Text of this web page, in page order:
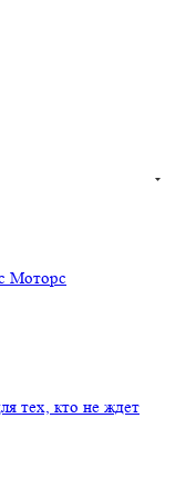
Моторс
тех, кто не ждет